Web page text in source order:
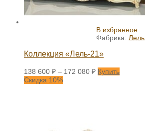
В избранное
Фабрика: Лель
Коллекция «Лель-21»
138 600 ₽ – 172 080 ₽ Купить
Скидка 10%